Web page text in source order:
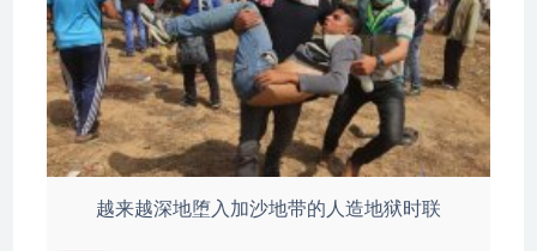
越来越深地堕入加沙地带的人造地狱时联